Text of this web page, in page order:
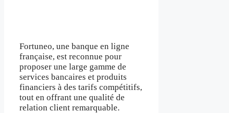
Fortuneo, une banque en ligne
française, est reconnue pour
proposer une large gamme de
services bancaires et produits
financiers à des tarifs compétitifs,
tout en offrant une qualité de
relation client remarquable.